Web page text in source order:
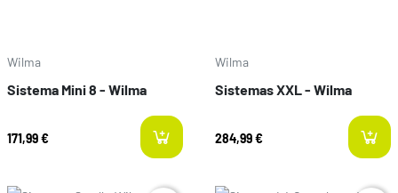
Wilma
Sistema Mini 8 - Wilma
171,99 €
Wilma
Sistemas XXL - Wilma
284,99 €